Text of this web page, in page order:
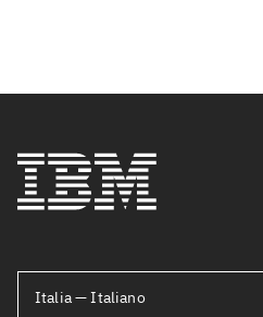
Italia — Italiano